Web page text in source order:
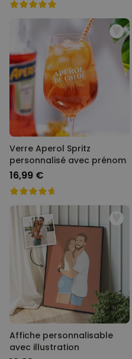
Verre Aperol Spritz
personnalisé avec prénom
16,99 €
Affiche personnalisable
avec illustration